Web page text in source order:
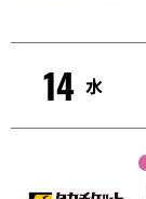
14 水